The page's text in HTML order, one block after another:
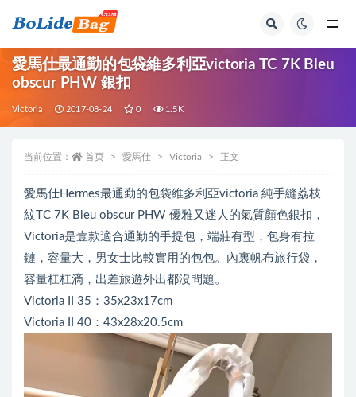
愛馬仕最通勤的包袋維多利亞victoria TC 7K Bleu
obscur PHW 銀扣
Victoria 2017-08-24 0 1.5K
当前位置： 首页 愛馬仕 Victoria 正文
愛馬仕Hermes最通勤的包袋維多利亞victoria 純手縫荔枝
紋TC 7K Bleu obscur PHW 優雅又迷人的氣質顏色銀扣，
Victoria是壹款適合通勤的手提包，端莊有型，包身有拉
鏈，容量大，男女士比較實用的包包。內裏帆布旅行袋，
容量杠杠滴，出差旅遊外出都沒問題。
Victoria II 35：35x23x17cm
Victoria II 40：43x28x20.5cm